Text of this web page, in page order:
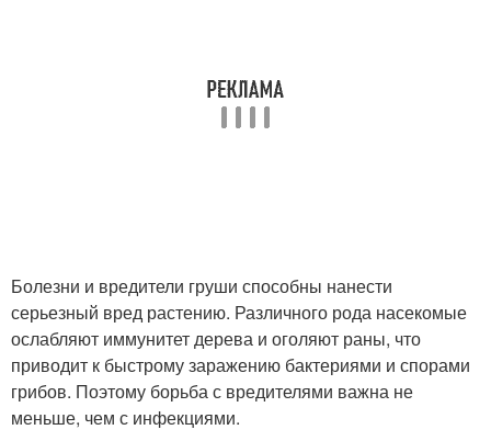
Болезни и вредители груши способны нанести
серьезный вред растению. Различного рода насекомые
ослабляют иммунитет дерева и оголяют раны, что
приводит к быстрому заражению бактериями и спорами
грибов. Поэтому борьба с вредителями важна не
меньше, чем с инфекциями.